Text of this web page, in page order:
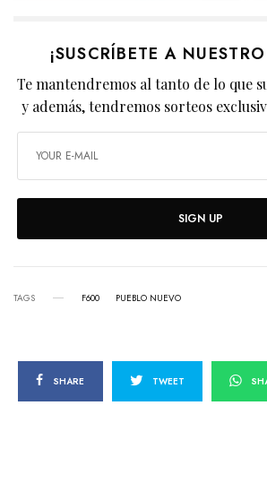
¡SUSCRÍBETE A
Te mantendremos al tanto de lo que
y además, tendremos sorteos
SIGN UP
TAGS F600 PUEBLO NUEVO
SHARE TWEET